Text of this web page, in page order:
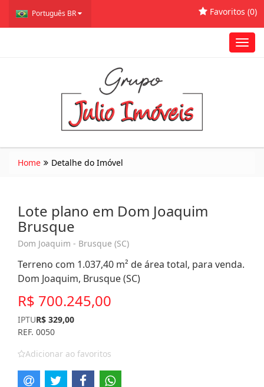
Português BR Favoritos (0)
Home Detalhe do Imóvel
Lote plano em Dom Joaquim
Brusque
Dom Joaquim - Brusque (SC)
Terreno com 1.037,40 m² de área total, para venda.
Dom Joaquim, Brusque (SC)
R$ 700.245,00
IPTUR$ 329,00
REF. 0050
Adicionar ao favoritos